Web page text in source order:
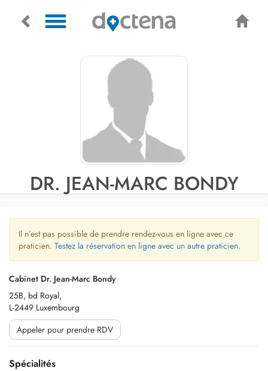
DR. JEAN-MARC BONDY
Il n’est pas possible de prendre rendez-vous en ligne avec ce
praticien. Testez la réservation en ligne avec un autre praticien.
Cabinet Dr. Jean-Marc Bondy
25B, bd Royal,
L-2449 Luxembourg
Appeler pour prendre RDV
Spécialités